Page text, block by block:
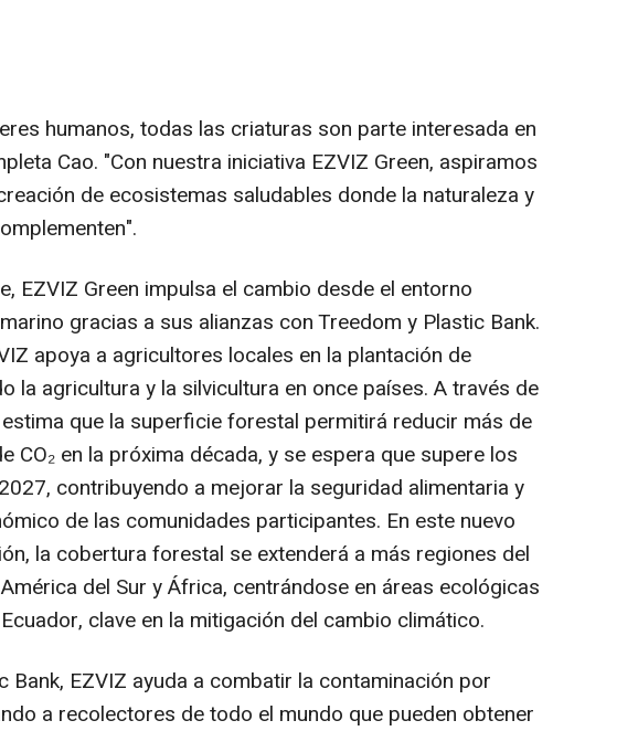
humanos, todas las criaturas son parte interesada en
Cao. "Con nuestra iniciativa EZVIZ Green, aspiramos
de ecosistemas saludables donde la naturaleza y
".
EZVIZ Green impulsa el cambio desde el entorno
gracias a sus alianzas con Treedom y Plastic Bank.
apoya a agricultores locales en la plantación de
la agricultura y la silvicultura en once países. A través de
que la superficie forestal permitirá reducir más de
CO₂ en la próxima década, y se espera que supere los
contribuyendo a mejorar la seguridad alimentaria y
de las comunidades participantes. En este nuevo
la cobertura forestal se extenderá a más regiones del
del Sur y África, centrándose en áreas ecológicas
clave en la mitigación del cambio climático.
Bank, EZVIZ ayuda a combatir la contaminación por
a recolectores de todo el mundo que pueden obtener